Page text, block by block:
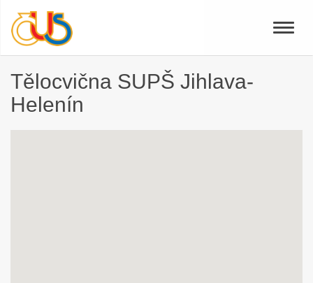
Toggle
Tělocvična SUPŠ Jihlava-
Helenín